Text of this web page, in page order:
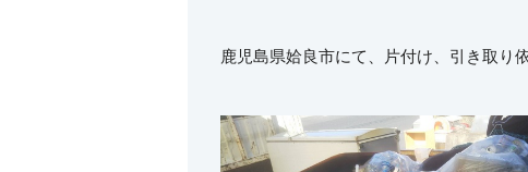
鹿児島県姶良市にて、片付け、引き取り